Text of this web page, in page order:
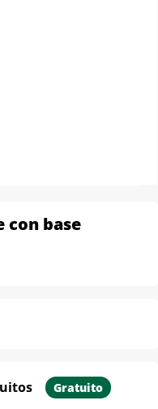
con base
Gratuito